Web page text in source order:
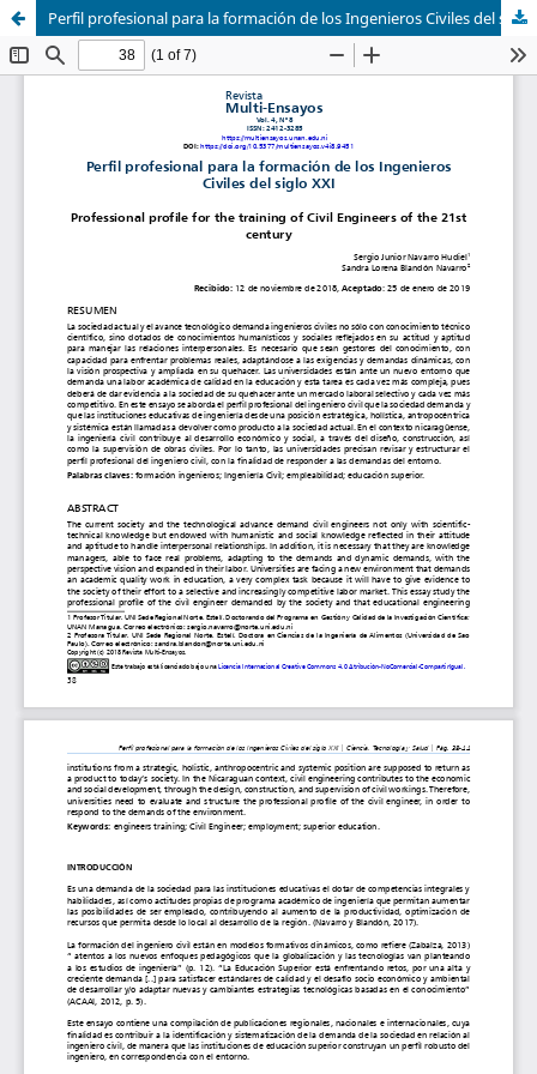
Perfil profesional para la formación de los Ingenieros Civiles del siglo XXI